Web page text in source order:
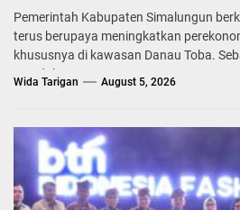
Pemerintah Kabupaten Simalungun
terus berupaya meningkatkan
khususnya di kawasan Danau Toba.
mendukung...
Wida Tarigan August 5, 2026